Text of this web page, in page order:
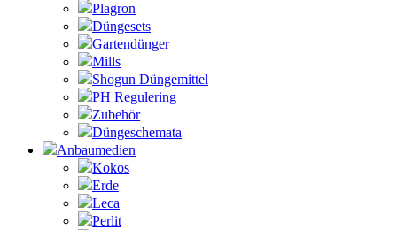
Plagron
Düngesets
Gartendünger
Mills
Shogun Düngemittel
PH Regulering
Zubehör
Düngeschemata
Anbaumedien
Kokos
Erde
Leca
Perlit